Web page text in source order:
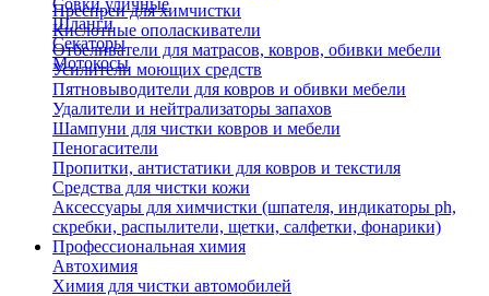
Совки уличные
Шланги
Секаторы
Мотокосы
Преспреи для химчистки
Кислотные ополаскиватели
Отбеливатели для матрасов, ковров, обивки мебели
Усилители моющих средств
Пятновыводители для ковров и обивки мебели
Удалители и нейтрализаторы запахов
Шампуни для чистки ковров и мебели
Пеногасители
Пропитки, антистатики для ковров и текстиля
Средства для чистки кожи
Аксессуары для химчистки (шпателя, индикаторы ph,
скребки, распылители, щетки, салфетки, фонарики)
Профессиональная химия
Автохимия
Химия для чистки автомобилей